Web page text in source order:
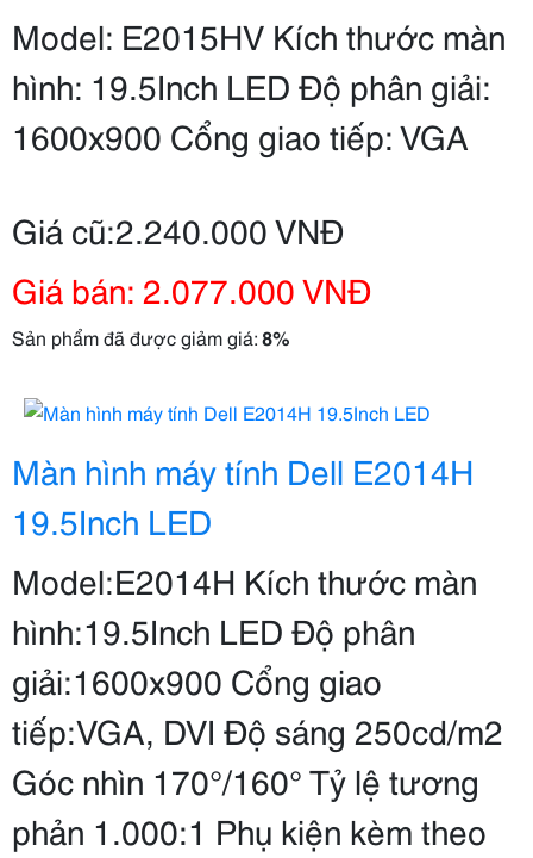
Model: E2015HV Kích thước màn
hình: 19.5Inch LED Độ phân giải:
1600x900 Cổng giao tiếp: VGA
Giá cũ:2.240.000 VNĐ
Giá bán: 2.077.000 VNĐ
Sản phẩm đã được giảm giá:8%
Màn hình máy tính Dell E2014H
19.5Inch LED
Model:E2014H Kích thước màn
hình:19.5Inch LED Độ phân
giải:1600x900 Cổng giao
tiếp:VGA, DVI Độ sáng 250cd/m2
Góc nhìn 170°/160° Tỷ lệ tương
phản 1.000:1 Phụ kiện kèm theo